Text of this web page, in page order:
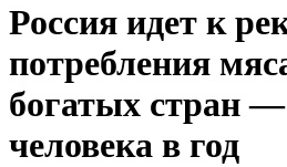
Россия идет к
потребления
богатых стран
человека в год